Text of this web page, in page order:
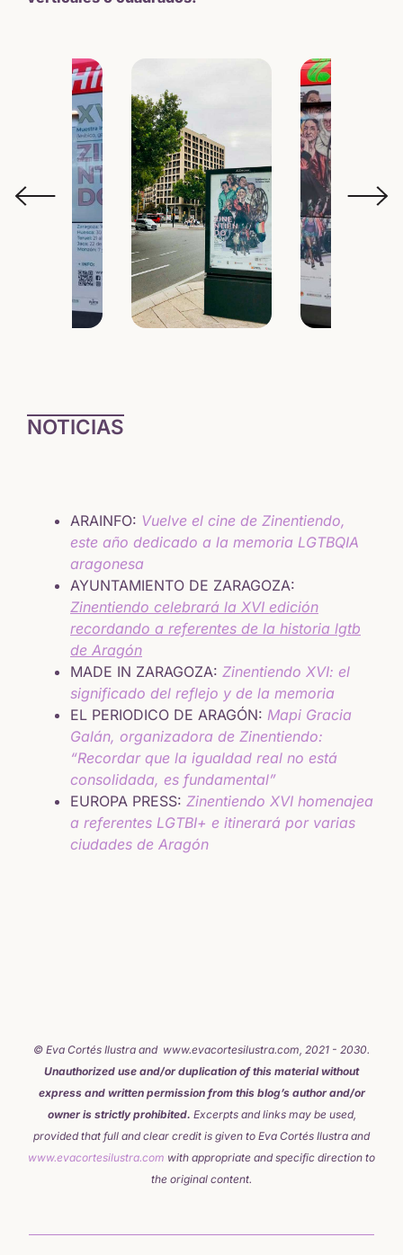
NOTICIAS
ARAINFO: Vuelve el cine de Zinentiendo,
este año dedicado a la memoria LGTBQIA
aragonesa
AYUNTAMIENTO DE ZARAGOZA:
Zinentiendo celebrará la XVI edición
recordando a referentes de la historia lgtb
de Aragón
MADE IN ZARAGOZA: Zinentiendo XVI: el
significado del reflejo y de la memoria
EL PERIODICO DE ARAGÓN: Mapi Gracia
Galán, organizadora de Zinentiendo:
“Recordar que la igualdad real no está
consolidada, es fundamental”
EUROPA PRESS: Zinentiendo XVI homenajea
a referentes LGTBI+ e itinerará por varias
ciudades de Aragón
© Eva Cortés Ilustra and www.evacortesilustra.com, 2021 - 2030.
Unauthorized use and/or duplication of this material without
express and written permission from this blog’s author and/or
owner is strictly prohibited. Excerpts and links may be used,
provided that full and clear credit is given to Eva Cortés Ilustra and
www.evacortesilustra.com with appropriate and specific direction to
the original content.